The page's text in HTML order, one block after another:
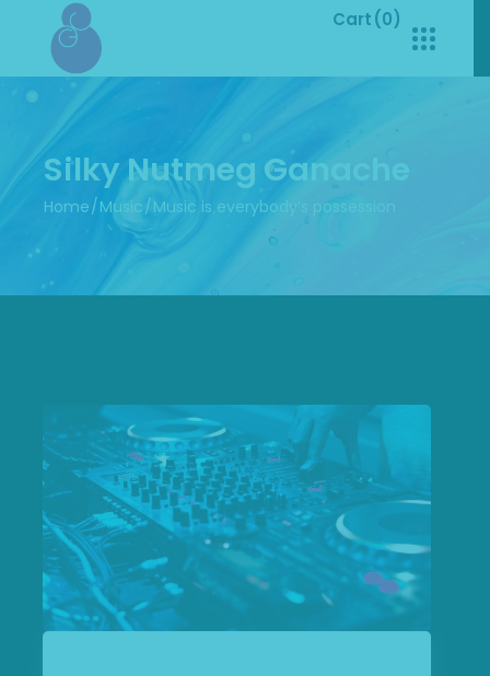
Cart(0)
No products in the cart.
Silky Nutmeg Ganache
Home Music Music is everybody’s possession